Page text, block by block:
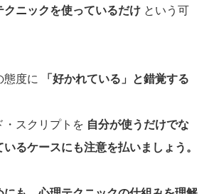
クニックを使っているだけ という可
態度に
「好かれている」と錯覚する
・スクリプトを 自分が使うだけでな
るケースにも注意を払いましょう。